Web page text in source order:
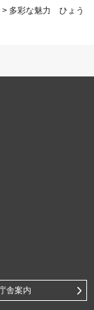
> 多彩な魅力 ひょう
舎案内